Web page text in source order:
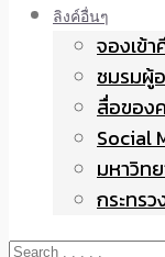
ลิงค์อื่นๆ
จองเข้
ชมรมผู้
สื่อของ
Social
มหาวิท
กระทร